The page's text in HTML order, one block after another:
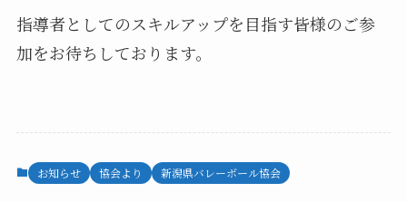
指導者としてのスキルアップを目指す皆様のご参
加をお待ちしております。
お知らせ 協会より 新潟県バレーボール協会